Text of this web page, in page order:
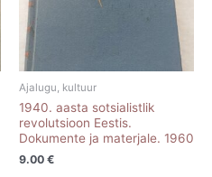
Ajalugu, kultuur
1940. aasta sotsialistlik
revolutsioon Eestis.
Dokumente ja materjale. 1960
9.00 €